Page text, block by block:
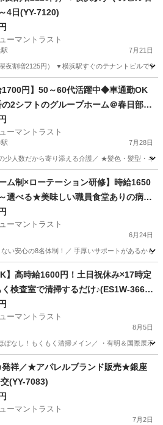
4日(YY-7120)
ーマントラスト
7月21日
深夜割増2125円） ▼横浜駅すぐのテナントビル
その他 ヒューマントラスト
1700円】50～60代活躍中◆車通勤OK
2シフトのグループホーム＠春日部(E
ーマントラスト
7月28日
少人数だから寄り添える介護／ ★髪色・髪型・
介護
ム制×ローテーション研修】時給1650
選べる★美味しい職員食堂ありの病院
ーマントラスト
6月24日
ない安心の8名体制！／ 手厚いサポートがあるか
医療事務 スタッフ
】高時給1600円！土日祝休み×17時定
検査室で清掃するだけ♪(ES1W-3667
ーマントラスト
8月5日
ぼなし！もくもく清掃メイン／ ・有明＆国際展
駅 清掃 スタッフ
発祥／★アパレルブランド販売★銀座
(YY-7083)
ーマントラスト
7月2日